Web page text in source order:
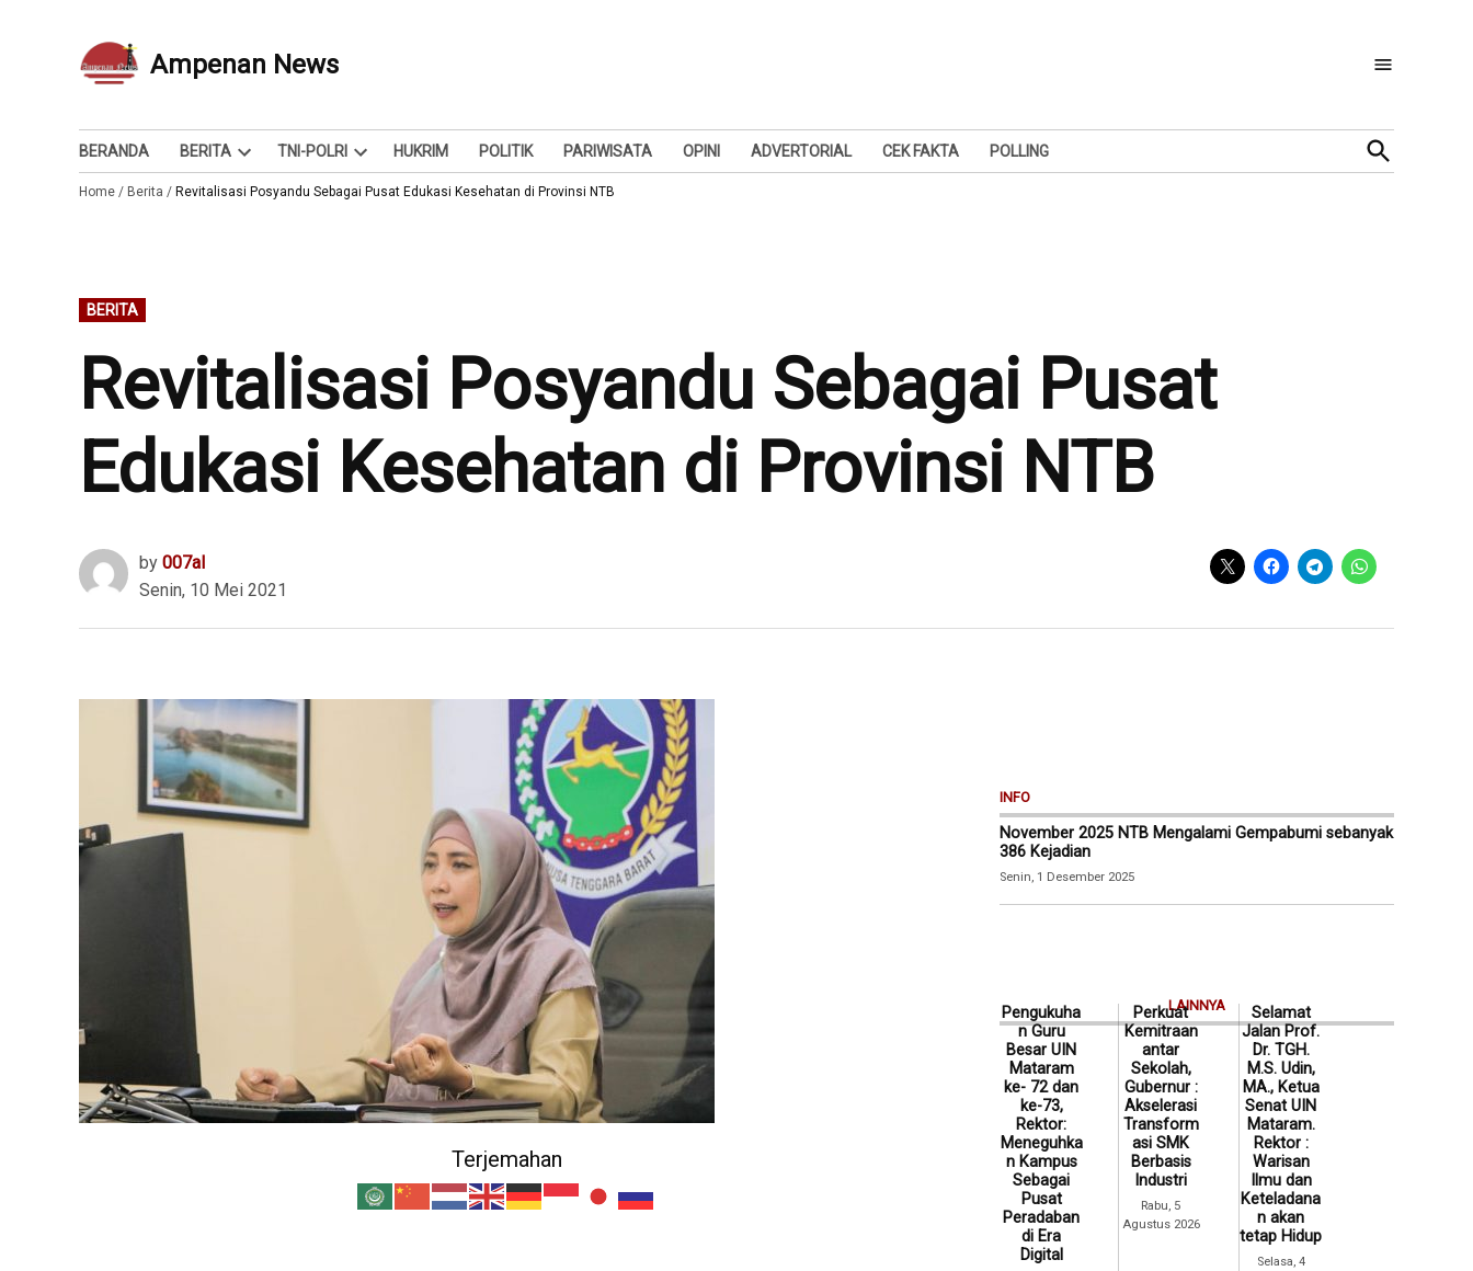
Ampenan News
Berita dan Info
BERANDA BERITA
Open
dropdown
TNI-POLRI
Open
dropdown
HUKRIM POLITIK PARIWISATA OPINI ADVERTORIAL CEK FAKTA POLLING
Open
Search
Home / Berita / Revitalisasi Posyandu Sebagai Pusat Edukasi Kesehatan di Provinsi NTB
POSTED
IN
BERITA
Revitalisasi Posyandu Sebagai Pusat
Edukasi Kesehatan di Provinsi NTB
by 007al
Senin, 10 Mei 2021
Terjemahan
INFO
November 2025 NTB Mengalami Gempabumi sebanyak
386 Kejadian
Senin, 1 Desember 2025
LAINNYA
Pengukuha
n Guru
Besar UIN
Mataram
ke- 72 dan
ke-73,
Rektor:
Meneguhka
n Kampus
Sebagai
Pusat
Peradaban
di Era
Digital
Perkuat
Kemitraan
antar
Sekolah,
Gubernur :
Akselerasi
Transform
asi SMK
Berbasis
Industri
Rabu, 5
Agustus 2026
Selamat
Jalan Prof.
Dr. TGH.
M.S. Udin,
MA., Ketua
Senat UIN
Mataram.
Rektor :
Warisan
Ilmu dan
Keteladana
n akan
tetap Hidup
Selasa, 4